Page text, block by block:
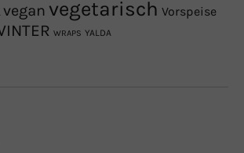
vegan vegetarisch Vorspeise
WRAPS YALDA